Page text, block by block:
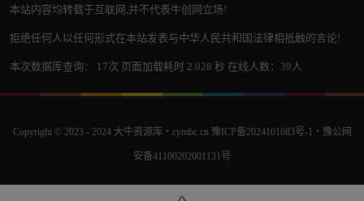
本站内容均转载于互联网,并不代表牛创网立场!
拒绝任何人以任何形式在本站发表与中华人民共和国法律相抵触的言论!
本次数据库查询： 17次 页面加载耗时 2.028 秒 在线人数：39人
Copyright © 2023 - 2024 大牛资源库・cymbc.cn 豫ICP备2024101683号-1 ・ 豫公网
安备41100202001131号